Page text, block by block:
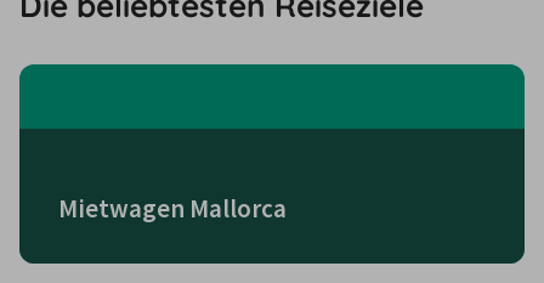
Mietwagen Mallorca